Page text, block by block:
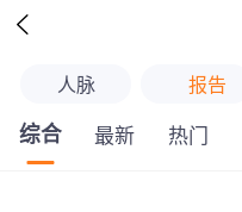

人脉 报告
综合 最新 热门